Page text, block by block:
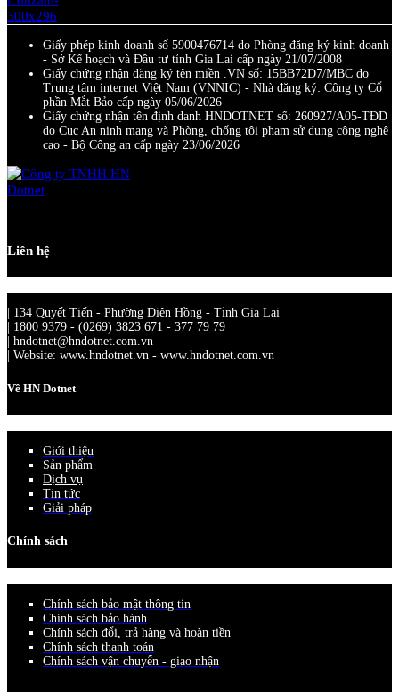
Giấy phép kinh doanh số 5900476714 do Phòng đăng ký kinh doanh
- Sở Kế hoạch và Đầu tư tỉnh Gia Lai cấp ngày 21/07/2008
Giấy chứng nhận đăng ký tên miền .VN số: 15BB72D7/MBC do
Trung tâm internet Việt Nam (VNNIC) - Nhà đăng ký: Công ty Cổ
phần Mắt Bảo cấp ngày 05/06/2026
Giấy chứng nhận tên định danh HNDOTNET số: 260927/A05-TĐD
do Cục An ninh mạng và Phòng, chống tội phạm sử dụng công nghệ
cao - Bộ Công an cấp ngày 23/06/2026
Liên hệ
| 134 Quyết Tiến - Phường Diên Hồng - Tỉnh Gia Lai
| 1800 9379 - (0269) 3823 671 - 377 79 79
| hndotnet@hndotnet.com.vn
| Website: www.hndotnet.vn - www.hndotnet.com.vn
Về HN Dotnet
Giới thiệu
Sản phẩm
Dịch vụ
Tin tức
Giải pháp
Chính sách
Chính sách bảo mật thông tin
Chính sách bảo hành
Chính sách đổi, trả hàng và hoàn tiền
Chính sách thanh toán
Chính sách vận chuyển - giao nhận